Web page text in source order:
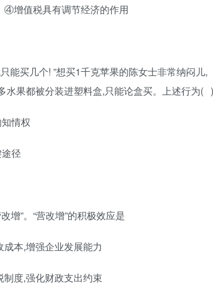
增值税具有调节经济的作用
能买几个! ”想买1千克苹果的陈女士非常纳闷儿,
水果都被分装进塑料盒,只能论盒买。上述行为( )
情权
径
增”。“营改增”的积极效应是
本,增强企业发展能力
度,强化财政支出约束